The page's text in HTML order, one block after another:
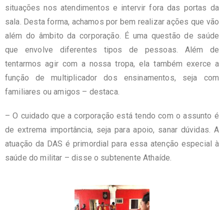
situações nos atendimentos e intervir fora das portas da
sala. Desta forma, achamos por bem realizar ações que vão
além do âmbito da corporação. É uma questão de saúde
que envolve diferentes tipos de pessoas. Além de
tentarmos agir com a nossa tropa, ela também exerce a
função de multiplicador dos ensinamentos, seja com
familiares ou amigos – destaca.
– O cuidado que a corporação está tendo com o assunto é
de extrema importância, seja para apoio, sanar dúvidas. A
atuação da DAS é primordial para essa atenção especial à
saúde do militar – disse o subtenente Athaíde.